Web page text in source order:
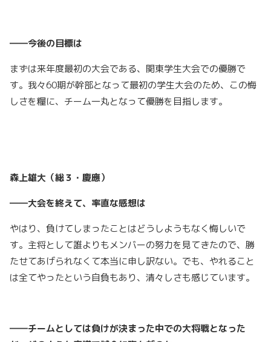
――今後の目標は
まずは来年度最初の大会である、関東学生大会での優勝で
す。我々60期が幹部となって最初の学生大会のため、この悔
しさを糧に、チーム一丸となって優勝を目指します。
森上雄大（総３・慶應）
――大会を終えて、率直な感想は
やはり、負けてしまったことはどうしようもなく悔しいで
す。主将として誰よりもメンバーの努力を見てきたので、勝
たせてあげられなくて本当に申し訳ない。でも、やれること
は全てやったという自負もあり、清々しさも感じています。
――チームとしては負けが決まった中での大将戦となった